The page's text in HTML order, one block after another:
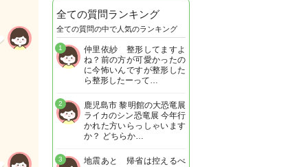
全ての質問ランキング
全ての質問の中で人気のランキング
仲里依紗 整形してますよ
ね？前の方が可愛かったの
に今怖いんですが整形した
ら整形したーって…
1
鹿児島市 黎明館の大恐竜展
ライカのシン恐竜展 今年行
かれた方いらっしゃいます
か？ どちらか…
2
地震あと 帰省は控えるべ
3